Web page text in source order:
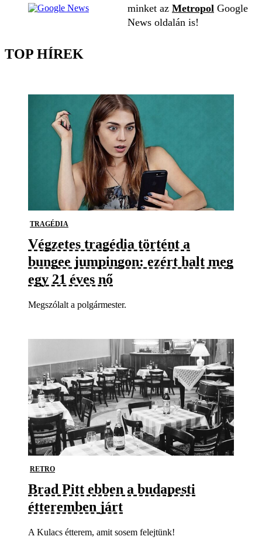
minket az Metropol Google
News oldalán is!
TOP HÍREK
TRAGÉDIA
Végzetes tragédia történt a
bungee jumpingon: ezért halt meg
egy 21 éves nő
Megszólalt a polgármester.
RETRO
Brad Pitt ebben a budapesti
étteremben járt
A Kulacs étterem, amit sosem felejtünk!